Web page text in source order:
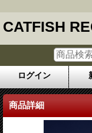
CATFISH
ログイン
商品詳細